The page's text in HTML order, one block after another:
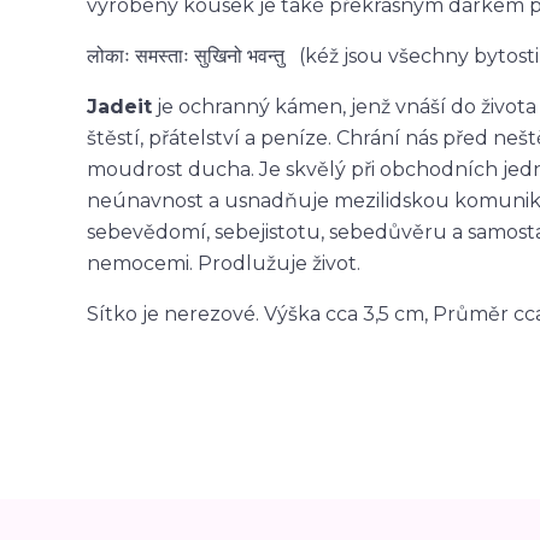
vyrobený kousek je také překrásným dárkem
लोकाः समस्ताः सुखिनो भवन्तु (kéž jsou všechny
Jadeit je ochranný kámen, jenž vnáší do
štěstí, přátelství a peníze. Chrání nás před
moudrost ducha. Je skvělý při obchodních
neúnavnost a usnadňuje mezilidskou
sebevědomí, sebejistotu, sebedůvěru a
nemocemi. Prodlužuje život.
Sítko je nerezové. Výška cca 3,5 cm, Průměr